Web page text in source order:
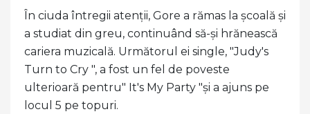
În ciuda întregii atenții, Gore a rămas la școală și
a studiat din greu, continuând să-și hrănească
cariera muzicală. Următorul ei single, "Judy's
Turn to Cry ", a fost un fel de poveste
ulterioară pentru" It's My Party "și a ajuns pe
locul 5 pe topuri.